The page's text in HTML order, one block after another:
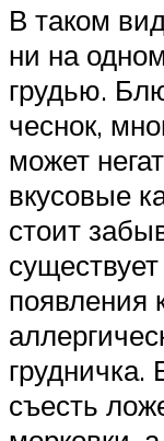
В таком
ни на
грудью.
чеснок,
может
вкусовые
стоит
появления
грудничка.
съесть